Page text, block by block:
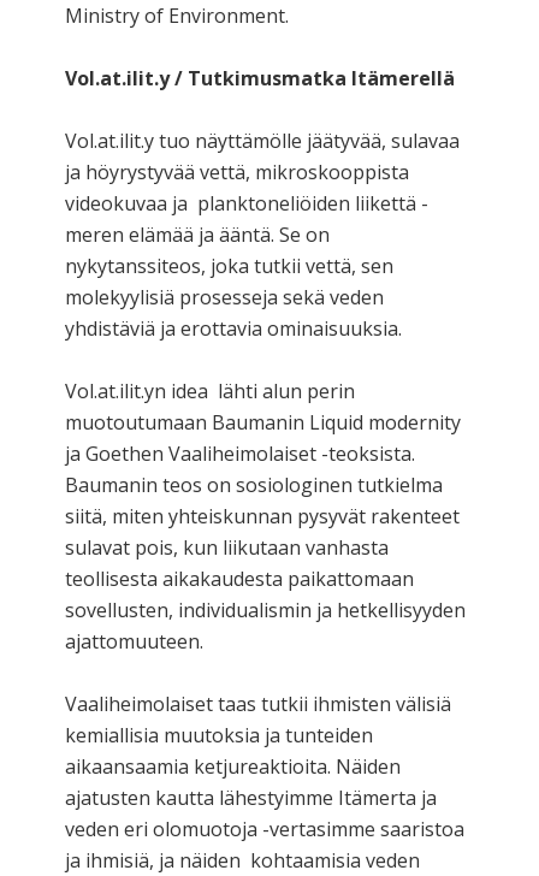
Ministry of Environment.
Vol.at.ilit.y / Tutkimusmatka Itämerellä
Vol.at.ilit.y tuo näyttämölle jäätyvää, sulavaa
ja höyrystyvää vettä, mikroskooppista
videokuvaa ja planktoneliöiden liikettä -
meren elämää ja ääntä. Se on
nykytanssiteos, joka tutkii vettä, sen
molekyylisiä prosesseja sekä veden
yhdistäviä ja erottavia ominaisuuksia.
Vol.at.ilit.yn idea lähti alun perin
muotoutumaan Baumanin Liquid modernity
ja Goethen Vaaliheimolaiset -teoksista.
Baumanin teos on sosiologinen tutkielma
siitä, miten yhteiskunnan pysyvät rakenteet
sulavat pois, kun liikutaan vanhasta
teollisesta aikakaudesta paikattomaan
sovellusten, individualismin ja hetkellisyyden
ajattomuuteen.
Vaaliheimolaiset taas tutkii ihmisten välisiä
kemiallisia muutoksia ja tunteiden
aikaansaamia ketjureaktioita. Näiden
ajatusten kautta lähestyimme Itämerta ja
veden eri olomuotoja -vertasimme saaristoa
ja ihmisiä, ja näiden kohtaamisia veden